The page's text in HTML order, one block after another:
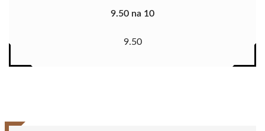
9.50 na 10
9.50